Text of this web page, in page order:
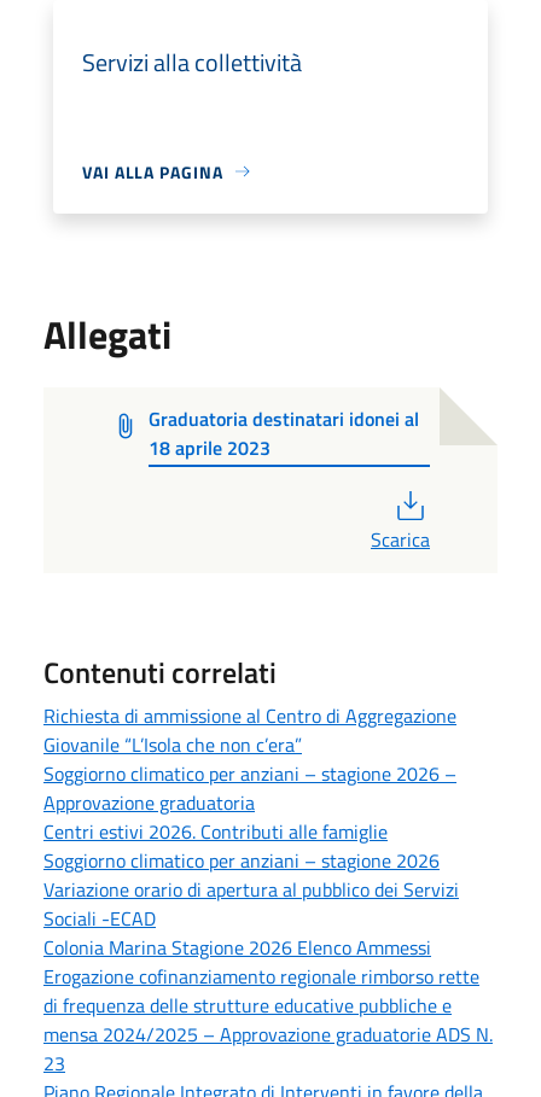
Servizi alla collettività
VAI ALLA PAGINA
Allegati
Graduatoria destinatari idonei al
18 aprile 2023
Scarica
Contenuti correlati
Richiesta di ammissione al Centro di Aggregazione
Giovanile “L’Isola che non c’era”
Soggiorno climatico per anziani – stagione 2026 –
Approvazione graduatoria
Centri estivi 2026. Contributi alle famiglie
Soggiorno climatico per anziani – stagione 2026
Variazione orario di apertura al pubblico dei Servizi
Sociali -ECAD
Colonia Marina Stagione 2026 Elenco Ammessi
Erogazione cofinanziamento regionale rimborso rette
di frequenza delle strutture educative pubbliche e
mensa 2024/2025 – Approvazione graduatorie ADS N.
23